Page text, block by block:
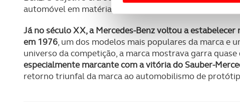
Usamos cookies para melhorar
funcionalidades de redes
Adicionalmente partilhamos
e organizações na UE e em
O ACP garantirá que as
automóvel em matéria de inovação e luxo.
Já no século XX, a Mercedes-Benz voltou a
em 1976, um dos modelos mais populares da marca e
universo da competição, a marca mostrava garra quase
especialmente marcante com a vitória do Sauber-
retorno triunfal da marca ao automobilismo de